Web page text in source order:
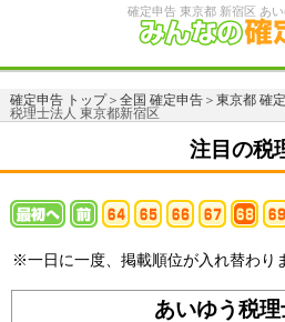
確定申告 東京都 新宿区 あ
確定申告 トップ＞ 全国 確定申告＞ 東京都 確
税理士法人 東京都新宿区
注目の税
※一日に一度、掲載順位が入れ替わり
あいゆう税理